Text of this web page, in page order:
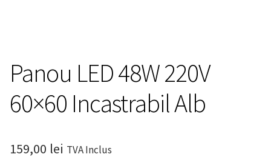
Iluminat LED
Iluminat Arhitectural & Biserici
Panou LED 48W 220V
60×60 Incastrabil Alb
159,00 lei TVA Inclus